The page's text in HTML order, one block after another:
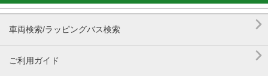
車両検索/ラッピングバス検索 
ご利用ガイド 